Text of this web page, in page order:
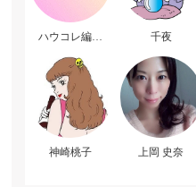
ハウコレ編集
千夜
神崎桃子 上岡 史奈